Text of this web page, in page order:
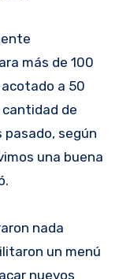
más de 100
a 50
de
según
una buena
nada
un menú
nuevos